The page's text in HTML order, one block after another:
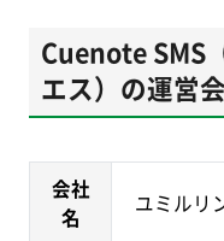
Cuenote SMS
エス）の運営
会社
名
ユミルリ